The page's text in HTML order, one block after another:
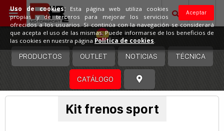
España
PRODUCTOS OUTLET NOTICIAS TÉCNICA
CATÁLOGO
Kit frenos sport
Aceptar
Uso de cookies:Esta página web utiliza cookies
propias y de terceros para mejorar los servicios
ofrecidos a los usuarios. Si continúa con la navegación se considerará
que acepta el uso de las mismas. Puede informarse de los beneficios de
las cookies en nuestra página Política de cookies.